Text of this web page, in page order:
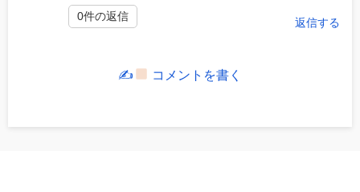
返信する
0件の返信
✍ コメントを書く